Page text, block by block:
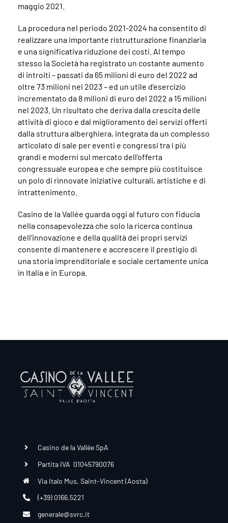
maggio 2021.
La procedura nel periodo 2021-2024 ha consentito di
realizzare una importante ristrutturazione finanziaria
e una significativa riduzione dei costi. Al tempo
stesso la Società ha registrato un costante aumento
di introiti – passati da 65 milioni di euro del 2022 ad
oltre 73 milioni nel 2023 – ed un utile d’esercizio
incrementato da 8 milioni di euro del 2022 a 15 milioni
nel 2023. Un risultato che deriva dalla crescita delle
attività di gioco e dal miglioramento dei servizi offerti
dalla struttura alberghiera, integrata da un complesso
articolato di sale per eventi e congressi tra i più
grandi e moderni sul mercato dell’offerta
congressuale europea e che sempre più costituisce
un polo di rinnovate iniziative culturali, artistiche e di
intrattenimento.
Casino de la Vallée guarda oggi al futuro con fiducia
nella consapevolezza che solo la ricerca continua
dell’innovazione e della qualità dei propri servizi
consente di mantenere e accrescere il prestigio di
una storia imprenditoriale e sociale certamente unica
in Italia e in Europa.
Casino de la Vallée SpA
Partita IVA 01045790076
Via Italo Mus, Saint-Vincent (Aosta)
(+39) 0166.5221
generale@svrc.it